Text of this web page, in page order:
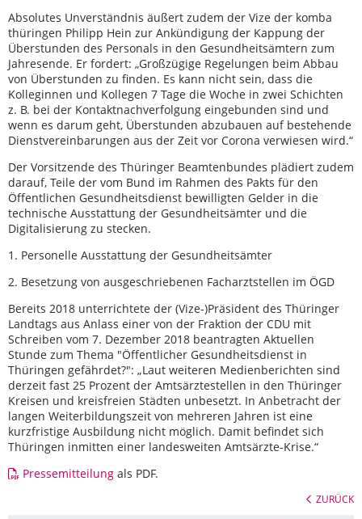
Absolutes Unverständnis äußert zudem der Vize der komba
thüringen Philipp Hein zur Ankündigung der Kappung der
Überstunden des Personals in den Gesundheitsämtern zum
Jahresende. Er fordert: „Großzügige Regelungen beim Abbau
von Überstunden zu finden. Es kann nicht sein, dass die
Kolleginnen und Kollegen 7 Tage die Woche in zwei Schichten
z. B. bei der Kontaktnachverfolgung eingebunden sind und
wenn es darum geht, Überstunden abzubauen auf bestehende
Dienstvereinbarungen aus der Zeit vor Corona verwiesen wird.“
Der Vorsitzende des Thüringer Beamtenbundes plädiert zudem
darauf, Teile der vom Bund im Rahmen des Pakts für den
Öffentlichen Gesundheitsdienst bewilligten Gelder in die
technische Ausstattung der Gesundheitsämter und die
Digitalisierung zu stecken.
1. Personelle Ausstattung der Gesundheitsämter
2. Besetzung von ausgeschriebenen Facharztstellen im ÖGD
Bereits 2018 unterrichtete der (Vize-)Präsident des Thüringer
Landtags aus Anlass einer von der Fraktion der CDU mit
Schreiben vom 7. Dezember 2018 beantragten Aktuellen
Stunde zum Thema "Öffentlicher Gesundheitsdienst in
Thüringen gefährdet?": „Laut weiteren Medienberichten sind
derzeit fast 25 Prozent der Amtsärztestellen in den Thüringer
Kreisen und kreisfreien Städten unbesetzt. In Anbetracht der
langen Weiterbildungszeit von mehreren Jahren ist eine
kurzfristige Ausbildung nicht möglich. Damit befindet sich
Thüringen inmitten einer landesweiten Amtsärzte-Krise.“
Pressemitteilung als PDF.
ZURÜCK